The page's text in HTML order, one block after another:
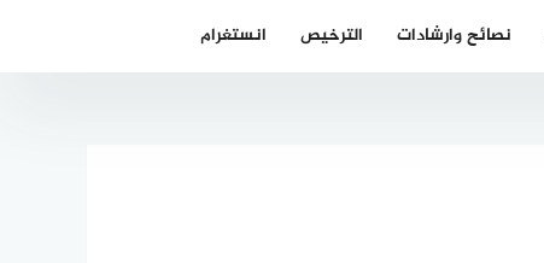
نصائح وارشادات الترخيص انستغرام